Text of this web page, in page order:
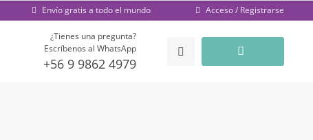
Envío gratis a todo el mundo Acceso / Registrarse
¿Tienes una pregunta?
Escríbenos al WhatsApp
+56 9 9862 4979